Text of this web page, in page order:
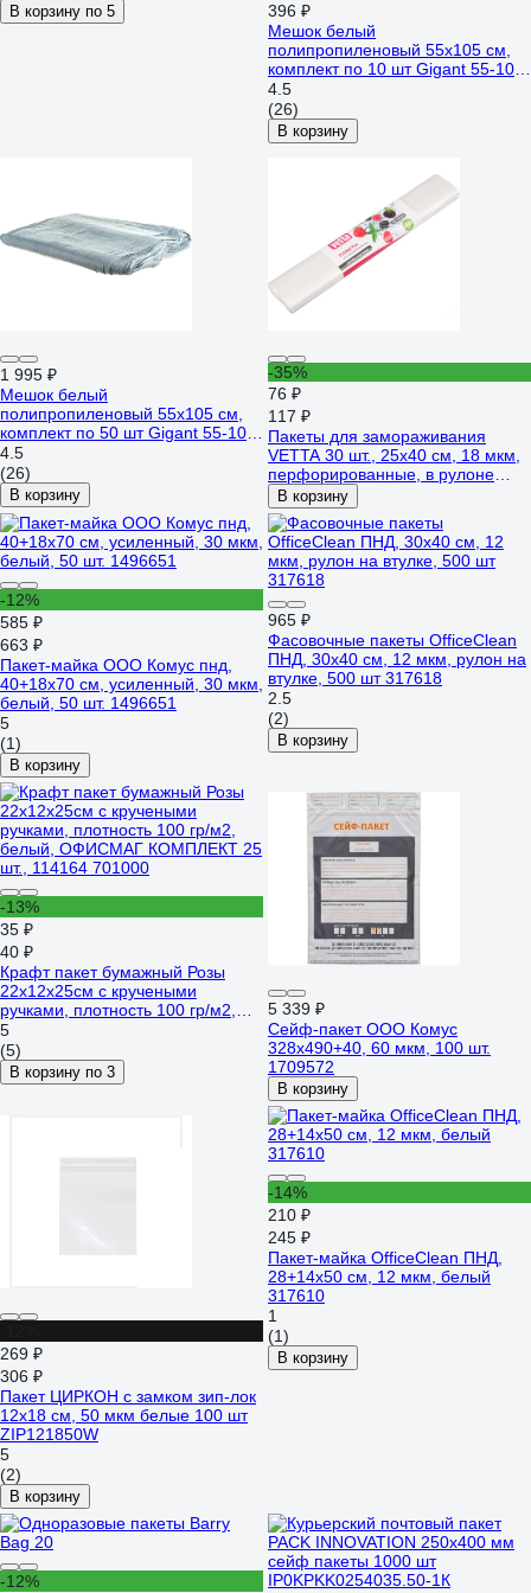
В корзину по 5
396 ₽
Мешок белый
полипропиленовый 55x105 см,
комплект по 10 шт Gigant 55-105-
106
4.5
(26)
В корзину
1 995 ₽
Мешок белый
полипропиленовый 55x105 см,
комплект по 50 шт Gigant 55-105-
107
4.5
(26)
В корзину
-35%
76 ₽
117 ₽
Пакеты для замораживания
VETTA 30 шт., 25x40 см, 18 мкм,
перфорированные, в рулоне
438-187
В корзину
-12%
585 ₽
663 ₽
Пакет-майка ООО Комус пнд,
40+18x70 см, усиленный, 30 мкм,
белый, 50 шт. 1496651
5
(1)
В корзину
965 ₽
Фасовочные пакеты OfficeClean
ПНД, 30х40 см, 12 мкм, рулон на
втулке, 500 шт 317618
2.5
(2)
В корзину
-13%
35 ₽
40 ₽
Крафт пакет бумажный Розы
22х12х25см с кручеными
ручками, плотность 100 гр/м2,
белый, ОФИСМАГ КОМПЛЕКТ 25
шт., 114164 701000
5
(5)
В корзину по 3
5 339 ₽
Сейф-пакет ООО Комус
328x490+40, 60 мкм, 100 шт.
1709572
В корзину
269 ₽
306 ₽
Пакет ЦИРКОН с замком зип-лок
12х18 см, 50 мкм белые 100 шт
ZIP121850W
5
(2)
В корзину
-14%
210 ₽
245 ₽
Пакет-майка OfficeClean ПНД,
28+14х50 см, 12 мкм, белый
317610
1
(1)
В корзину
-12%